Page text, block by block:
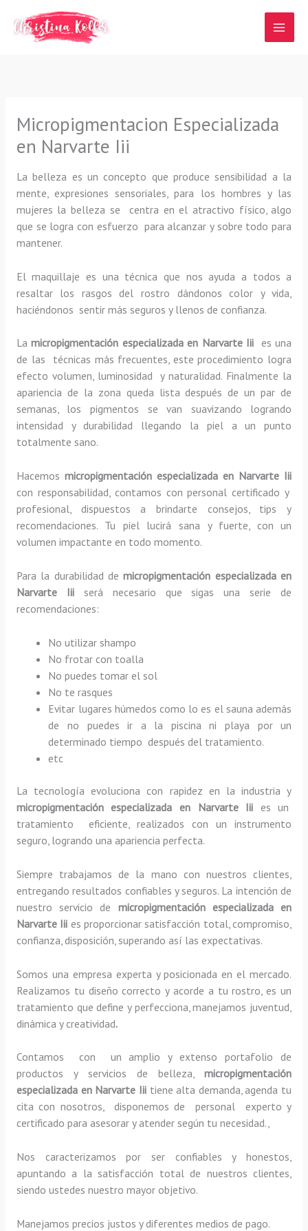
contenido
Micropigmentacion Especializada
en Narvarte Iii
La belleza es un concepto que produce sensibilidad a la
mente, expresiones sensoriales, para los hombres y las
mujeres la belleza se centra en el atractivo físico, algo
que se logra con esfuerzo para alcanzar y sobre todo para
mantener.
El maquillaje es una técnica que nos ayuda a todos a
resaltar los rasgos del rostro dándonos color y vida,
haciéndonos sentir más seguros y llenos de confianza.
Lamicropigmentación especializada en Narvarte Iii es una
de las técnicas más frecuentes, este procedimiento logra
efecto volumen, luminosidad y naturalidad. Finalmente la
apariencia de la zona queda lista después de un par de
semanas, los pigmentos se van suavizando logrando
intensidad y durabilidad llegando la piel a un punto
totalmente sano.
Hacemos micropigmentación especializada en Narvarte Iii
con responsabilidad, contamos con personal certificado y
profesional, dispuestos a brindarte consejos, tips y
recomendaciones. Tu piel lucirá sana y fuerte, con un
volumen impactante en todo momento.
Para la durabilidad demicropigmentación especializadaen
Narvarte Iii será necesario que sigas una serie de
recomendaciones:
No utilizar shampo
No frotar con toalla
No puedes tomar el sol
No te rasques
Evitar lugares húmedos como lo es el sauna además
de no puedes ir a la piscina ni playa por un
determinado tiempo después del tratamiento.
etc
La tecnología evoluciona con rapidez en la industria y
micropigmentación especializada en Narvarte Iii es un
tratamiento eficiente, realizados con un instrumento
seguro, logrando una apariencia perfecta.
Siempre trabajamos de la mano con nuestros clientes,
entregando resultados confiables y seguros. La intención de
nuestro servicio de micropigmentación especializadaen
Narvarte Iii es proporcionar satisfacción total, compromiso,
confianza, disposición, superando así las expectativas.
Somos una empresa experta y posicionada en el mercado.
Realizamos tu diseño correcto y acorde a tu rostro, es un
tratamiento que define y perfecciona, manejamos juventud,
dinámica y creatividad.
Contamos con un amplio y extenso portafolio de
productos y servicios de belleza,micropigmentación
especializadaen Narvarte Iiitiene alta demanda, agenda tu
cita con nosotros, disponemos de personal experto y
certificado para asesorar y atender según tu necesidad.,
Nos caracterizamos por ser confiables y honestos,
apuntando a la satisfacción total de nuestros clientes,
siendo ustedes nuestro mayor objetivo.
Manejamos precios justos y diferentes medios de pago.